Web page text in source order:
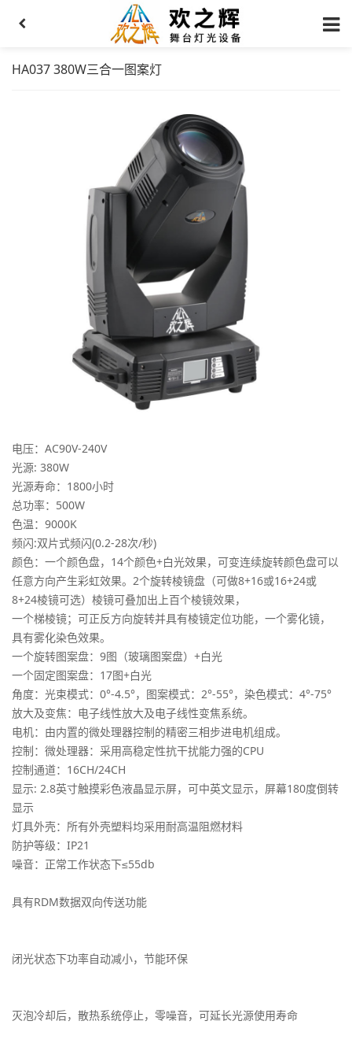
HA037 380W三合一图案灯
电压：AC90V-240V
光源: 380W
光源寿命：1800小时
总功率：500W
色温：9000K
频闪:双片式频闪(0.2-28次/秒)
颜色：一个颜色盘，14个颜色+白光效果，可变连续旋转颜色盘可以
任意方向产生彩虹效果。2个旋转棱镜盘（可做8+16或16+24或
8+24棱镜可选）棱镜可叠加出上百个棱镜效果，
一个梯棱镜；可正反方向旋转并具有棱镜定位功能，一个雾化镜，
具有雾化染色效果。
一个旋转图案盘：9图（玻璃图案盘）+白光
一个固定图案盘：17图+白光
角度：光束模式：0°-4.5°，图案模式：2°-55°，染色模式：4°-75°
放大及变焦：电子线性放大及电子线性变焦系统。
电机：由内置的微处理器控制的精密三相步进电机组成。
控制：微处理器：采用高稳定性抗干扰能力强的CPU
控制通道：16CH/24CH
显示: 2.8英寸触摸彩色液晶显示屏，可中英文显示，屏幕180度倒转
显示
灯具外壳：所有外壳塑料均采用耐高温阻燃材料
防护等级：IP21
噪音：正常工作状态下≤55db
具有RDM数据双向传送功能
闭光状态下功率自动减小，节能环保
灭泡冷却后，散热系统停止，零噪音，可延长光源使用寿命